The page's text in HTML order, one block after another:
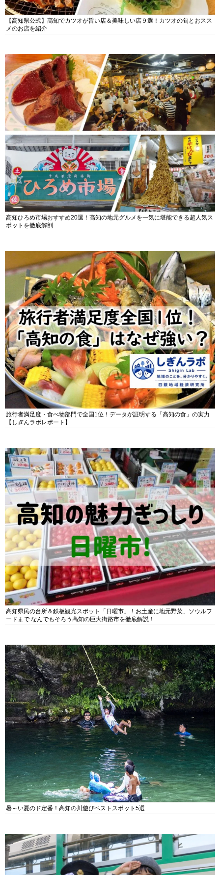
【高知県公式】高知でカツオが旨い店＆美味しい店９選！カツオの旬とおスス
メのお店を紹介
高知ひろめ市場おすすめ20選！高知の地元グルメを一気に堪能できる超人気ス
ポットを徹底解剖
旅行者満足度・食べ物部門で全国1位！データが証明する「高知の食」の実力
【しぎんラボレポート】
高知県民の台所＆鉄板観光スポット「日曜市」！お土産に地元野菜、ソウルフ
ードまで なんでもそろう高知の巨大街路市を徹底解説！
暑～い夏のド定番！高知の川遊びベストスポット5選